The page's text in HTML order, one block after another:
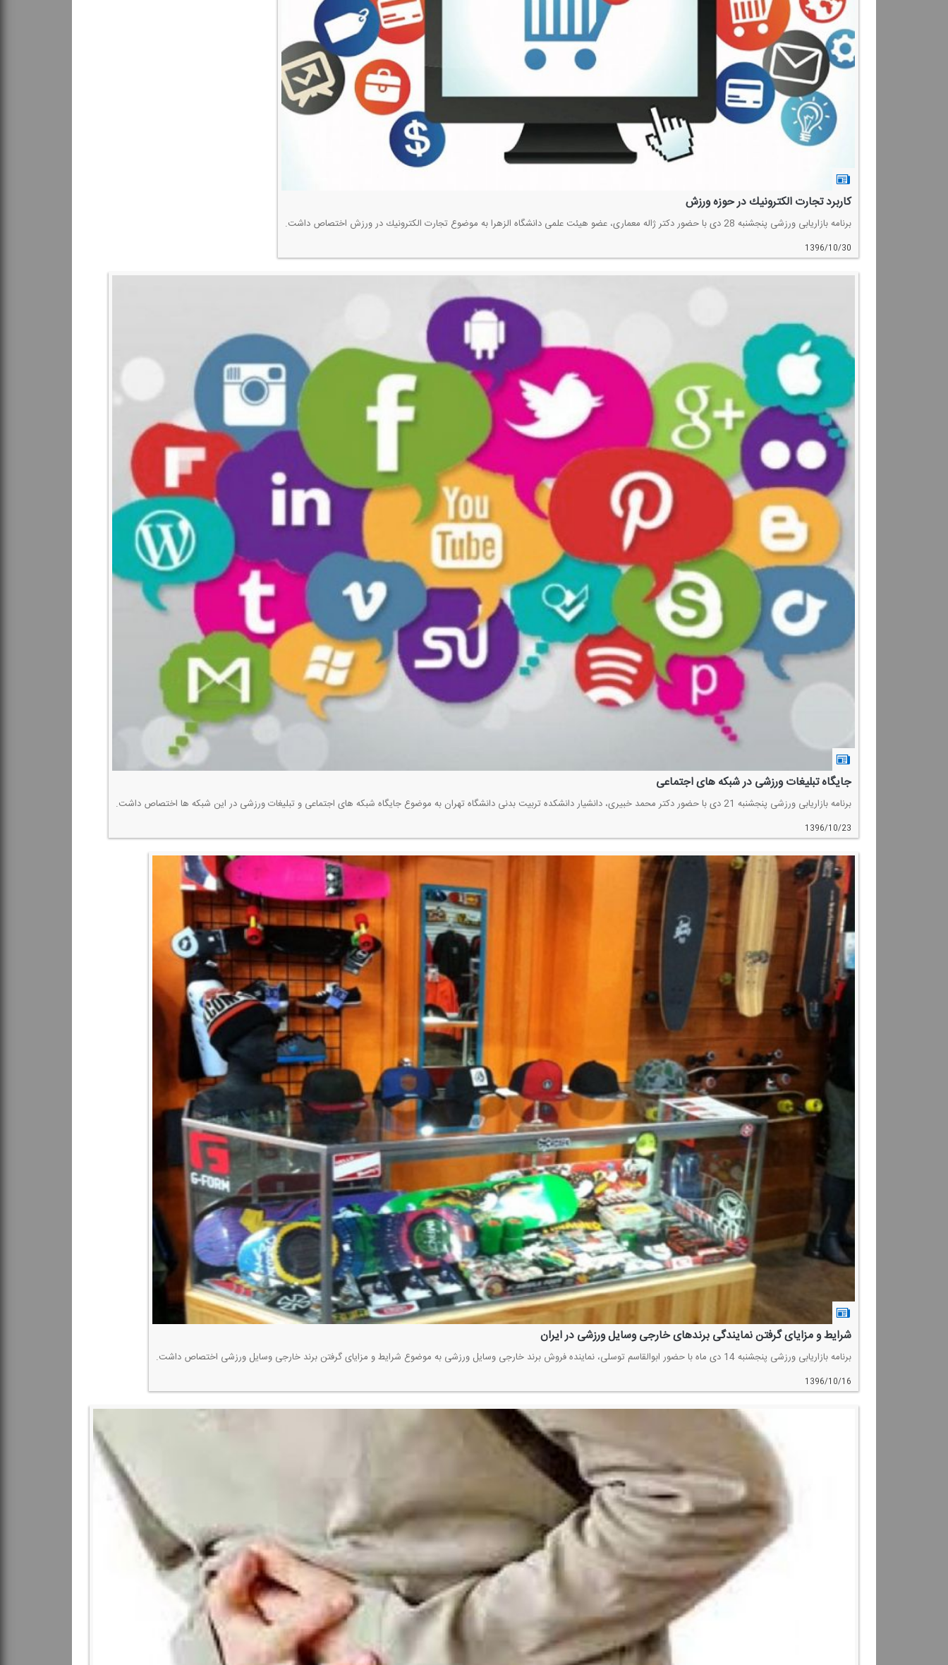
كاربرد تجارت الكترونیك در حوزه ورزش
برنامه بازاریابی ورزشی پنجشنبه 28 دی با حضور دكتر ژاله معماری، عضو هیئت علمی دانشگاه الزهرا به موضوع تجارت الكترونیك در ورزش اختصاص داشت.
1396/10/30
جایگاه تبلیغات ورزشی در شبكه های اجتماعی
برنامه بازاریابی ورزشی پنجشنبه 21 دی با حضور دكتر محمد خبیری، دانشیار دانشكده تربیت بدنی دانشگاه تهران به موضوع جایگاه شبكه های اجتماعی و تبلیغات ورزشی در این شبكه ها اختصاص داشت.
1396/10/23
شرایط و مزایای گرفتن نمایندگی برندهای خارجی وسایل ورزشی در ایران
برنامه بازاریابی ورزشی پنجشنبه 14 دی ماه با حضور ابوالقاسم توسلی، نماینده فروش برند خارجی وسایل ورزشی به موضوع شرایط و مزایای گرفتن برند خارجی وسایل ورزشی اختصاص داشت.
1396/10/16